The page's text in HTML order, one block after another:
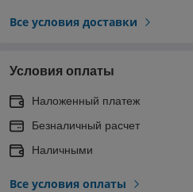
Все условия доставки
Условия оплаты
Наложенный платеж
Безналичный расчет
Наличными
Все условия оплаты